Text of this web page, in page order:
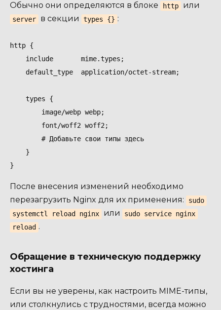
Обычно они определяются в блоке
http или
server в секции types {} :
http {
    include       mime.types;
    default_type  application/octet-stream;
    types {
        image/webp webp;
        font/woff2 woff2;
        # Добавьте свои типы здесь
    }
}
После внесения изменений необходимо
перезагрузить Nginx для их применения:
sudo
systemctl reload nginx
или
sudo service nginx
reload .
Обращение в техническую поддержку
хостинга
Если вы не уверены, как настроить MIME-типы,
или столкнулись с трудностями, всегда можно